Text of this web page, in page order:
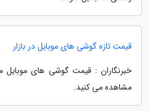
قیمت تازه گوشی های موبایل در بازار
مشاهده می کنید.